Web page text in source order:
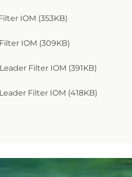
IOM (353KB)
IOM (309KB)
Filter IOM (391KB)
Filter IOM (418KB)